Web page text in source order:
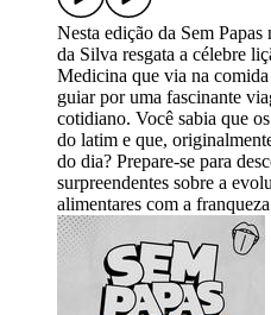
Nesta edição da Sem
da Silva resgata a célebre
Medicina que via na
guiar por uma fascinante
cotidiano. Você sabia que
do latim e que,
do dia? Prepare-se para
surpreendentes sobre a
alimentares com a